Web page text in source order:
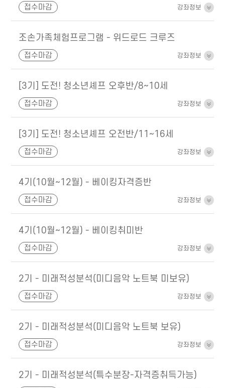
접수마감 강좌정보
조손가족체험프로그램 - 위드로드 크루즈
접수마감 강좌정보
[3기] 도전! 청소년셰프 오후반/8~10세
접수마감 강좌정보
[3기] 도전! 청소년셰프 오전반/11~16세
접수마감 강좌정보
4기(10월~12월) - 베이킹자격증반
접수마감 강좌정보
4기(10월~12월) - 베이킹취미반
접수마감 강좌정보
2기 - 미래적성분석(미디음악 노트북 미보유)
접수마감 강좌정보
2기 - 미래적성분석(미디음악 노트북 보유)
접수마감 강좌정보
2기 - 미래적성분석(특수분장-자격증취득가능)